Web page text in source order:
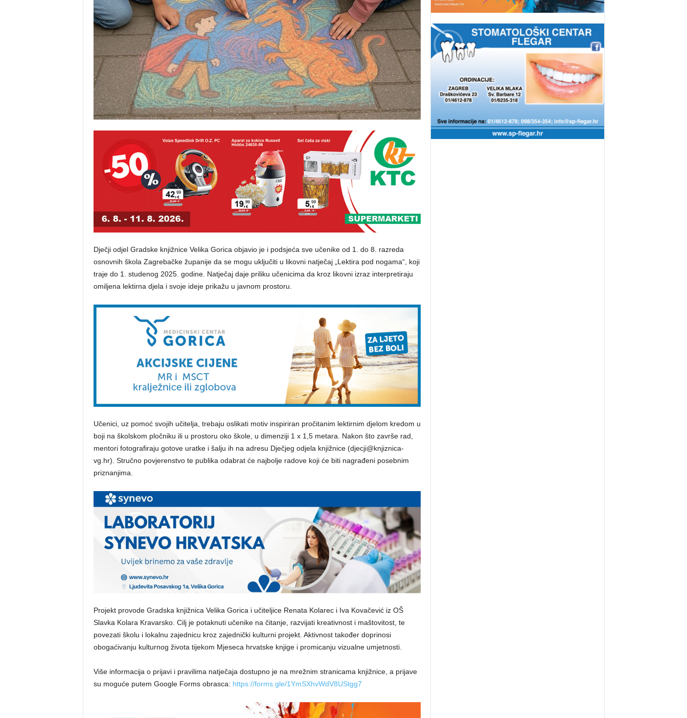
Dječji odjel Gradske knjižnice Velika Gorica objavio je i podsjeća sve učenike od 1. do 8. razreda
osnovnih škola Zagrebačke županije da se mogu uključiti u likovni natječaj „Lektira pod nogama“, koji
traje do 1. studenog 2025. godine. Natječaj daje priliku učenicima da kroz likovni izraz interpretiraju
omiljena lektirna djela i svoje ideje prikažu u javnom prostoru.
Učenici, uz pomoć svojih učitelja, trebaju oslikati motiv inspiriran pročitanim lektirnim djelom kredom u
boji na školskom pločniku ili u prostoru oko škole, u dimenziji 1 x 1,5 metara. Nakon što završe rad,
mentori fotografiraju gotove uratke i šalju ih na adresu Dječjeg odjela knjižnice (djecji@knjiznica-
vg.hr). Stručno povjerenstvo te publika odabrat će najbolje radove koji će biti nagrađeni posebnim
priznanjima.
Projekt provode Gradska knjižnica Velika Gorica i učiteljice Renata Kolarec i Iva Kovačević iz OŠ
Slavka Kolara Kravarsko. Cilj je potaknuti učenike na čitanje, razvijati kreativnost i maštovitost, te
povezati školu i lokalnu zajednicu kroz zajednički kulturni projekt. Aktivnost također doprinosi
obogaćivanju kulturnog života tijekom Mjeseca hrvatske knjige i promicanju vizualne umjetnosti.
Više informacija o prijavi i pravilima natječaja dostupno je na mrežnim stranicama knjižnice, a prijave
su moguće putem Google Forms obrasca: https://forms.gle/1YmSXhvWdV8UStgg7